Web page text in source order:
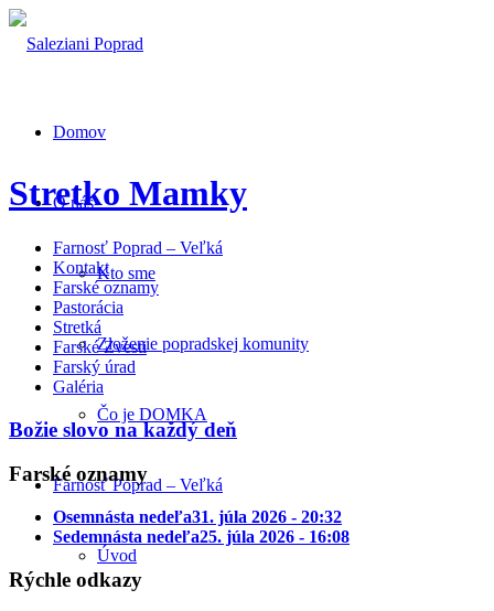
Domov
O nás
Kto sme
Zloženie popradskej komunity
Čo je DOMKA
Farnosť Poprad – Veľká
Úvod
Stretko Mamky
Farnosť Poprad – Veľká
Kontakt
Farské oznamy
Pastorácia
Stretká
Farské Zvesti
Farský úrad
Galéria
Božie slovo na každý deň
Farské oznamy
Osemnásta nedeľa31. júla 2026 - 20:32
Sedemnásta nedeľa25. júla 2026 - 16:08
Rýchle odkazy